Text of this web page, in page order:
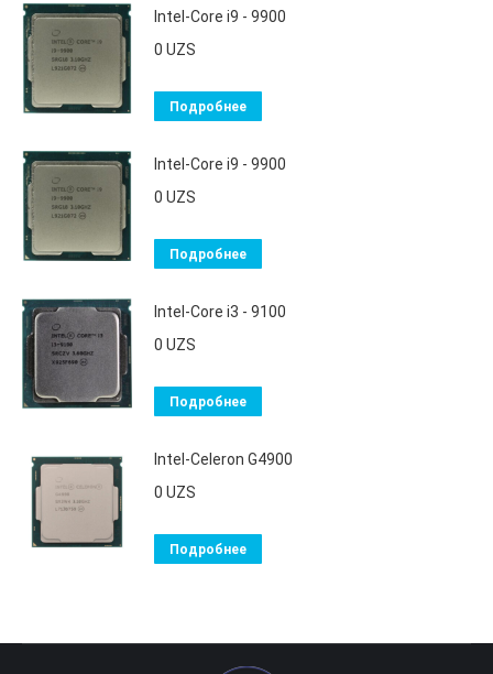
Intel-Core i9 - 9900
0 UZS
Подробнее
Intel-Core i9 - 9900
0 UZS
Подробнее
Intel-Core i3 - 9100
0 UZS
Подробнее
Intel-Celeron G4900
0 UZS
Подробнее